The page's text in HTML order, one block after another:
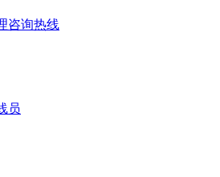
咨询热线
员